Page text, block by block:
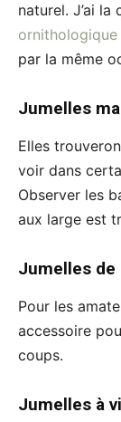
naturel. J’ai la
ornithologique
par la même
Jumelles
Elles
voir dans
Observer les
aux large est
Jumelles de
Pour les
accessoire
coups.
Jumelles à